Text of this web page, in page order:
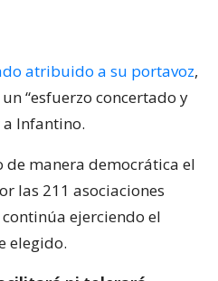
atribuido a su portavoz,
“esfuerzo concertado y
Infantino.
manera democrática el
las 211 asociaciones
ejerciendo el
elegido.